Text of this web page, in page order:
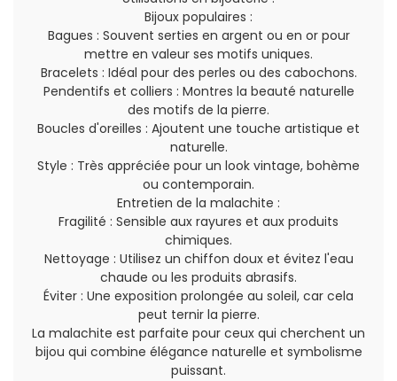
Bijoux populaires :
Bagues : Souvent serties en argent ou en or pour
mettre en valeur ses motifs uniques.
Bracelets : Idéal pour des perles ou des cabochons.
Pendentifs et colliers : Montres la beauté naturelle
des motifs de la pierre.
Boucles d'oreilles : Ajoutent une touche artistique et
naturelle.
Style : Très appréciée pour un look vintage, bohème
ou contemporain.
Entretien de la malachite :
Fragilité : Sensible aux rayures et aux produits
chimiques.
Nettoyage : Utilisez un chiffon doux et évitez l'eau
chaude ou les produits abrasifs.
Éviter : Une exposition prolongée au soleil, car cela
peut ternir la pierre.
La malachite est parfaite pour ceux qui cherchent un
bijou qui combine élégance naturelle et symbolisme
puissant.